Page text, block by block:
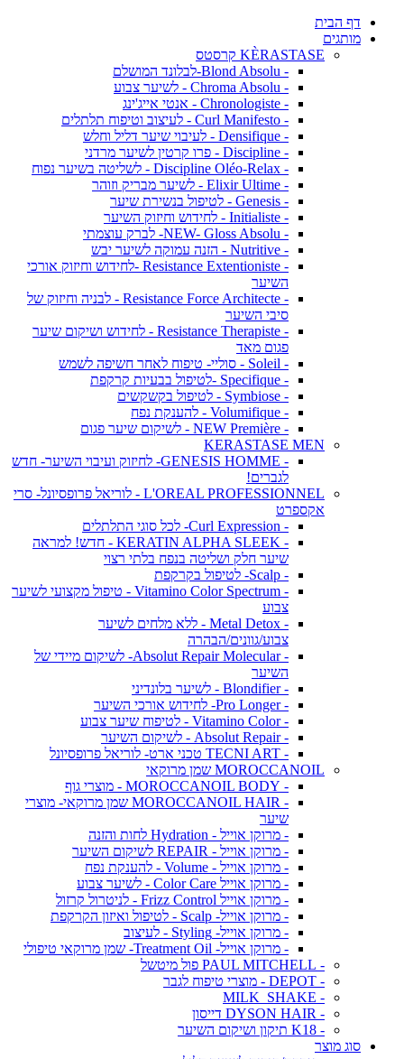
דף הבית
מותגים
KÈRASTASE קרסטס
- Blond Absolu-לבלונד המושלם
- Chroma Absolu - לשיער צבוע
- Chronologiste - אנטי אייג'ינג
- Curl Manifesto - לעיצוב וטיפוח תלתלים
- Densifique - לעיבוי שיער דליל וחלש
- Discipline - פרו קרטין לשיער מרדני
- Discipline Oléo-Relax - לשליטה בשיער נפוח
- Elixir Ultime - לשיער מבריק וזוהר
- Genesis - לטיפול בנשירת שיער
- Initialiste - לחידוש וחיזוק השיער
- NEW- Gloss Absolu- לברק עוצמתי
- Nutritive - הזנה עמוקה לשיער יבש
- Resistance Extentioniste -לחידוש וחיזוק אורכי
השיער
- Resistance Force Architecte - לבניה וחיזוק של
סיבי השיער
- Resistance Therapiste - לחידוש ושיקום שיער
פגום מאד
- Soleil - סוליי- טיפוח לאחר חשיפה לשמש
- Specifique -לטיפול בבעיות קרקפת
- Symbiose - לטיפול בקשקשים
- Volumifique - להענקת נפח
- NEW Première - לשיקום שיער פגום
KERASTASE MEN
- GENESIS HOMME- לחיזוק ועיבוי השיער- חדש
לגברים!
L'OREAL PROFESSIONNEL - לוריאל פרופסיונל- סרי
אקספרט
- Curl Expression- לכל סוגי התלתלים
- KERATIN ALPHA SLEEK - חדש! למראה
שיער חלק ושליטה בנפח בלתי רצוי
- Scalp- לטיפול בקרקפת
- Vitamino Color Spectrum - טיפול מקצועי לשיער
צבוע
- Metal Detox - ללא מלחים לשיער
צבוע/גוונים/הבהרה
- Absolut Repair Molecular- לשיקום מיידי של
השיער
- Blondifier - לשיער בלונדיני
- Pro Longer- לחידוש אורכי השיער
- Vitamino Color - לטיפוח שיער צבוע
- Absolut Repair - לשיקום השיער
- TECNI ART טכני ארט- לוריאל פרופסיונל
MOROCCANOIL שמן מרוקאי
- MOROCCANOIL BODY - מוצרי גוף
- MOROCCANOIL HAIR שמן מרוקאי- מוצרי
שיער
- מרוקן אוייל - Hydration לחות והזנה
- מרוקן אוייל - REPAIR לשיקום השיער
- מרוקן אוייל - Volume - להענקת נפח
- מרוקן אוייל Color Care - לשיער צבוע
- מרוקן אוייל Frizz Control - לניטרול קרזול
- מרוקן אוייל- Scalp - לטיפול ואיזון הקרקפת
- מרוקן אוייל- Styling - לעיצוב
- מרוקן אוייל- Treatment Oil- שמן מרוקאי טיפולי
- PAUL MITCHELL פול מיטשל
- DEPOT - מוצרי טיפוח לגבר
- MILK_SHAKE
- DYSON HAIR דייסון
- K18 תיקון ושיקום השיער
סוג מוצר